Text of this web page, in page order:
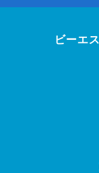
ビーエ